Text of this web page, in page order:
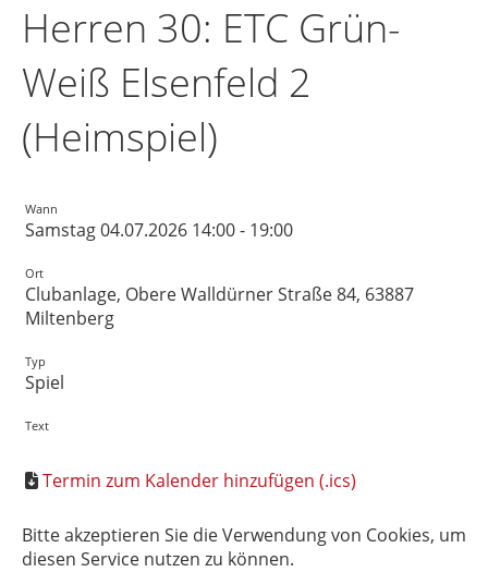
Herren 30: ETC Grün-
Weiß Elsenfeld 2
(Heimspiel)
Wann
Samstag 04.07.2026 14:00 - 19:00
Ort
Clubanlage, Obere Walldürner Straße 84, 63887
Miltenberg
Typ
Spiel
Text
Termin zum Kalender hinzufügen (.ics)
Bitte akzeptieren Sie die Verwendung von Cookies, um
diesen Service nutzen zu können.